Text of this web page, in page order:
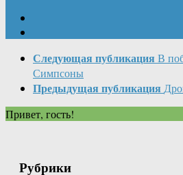
Следующая публикация В
Симпсоны
Предыдущая публикация
Привет, гость!
Рубрики